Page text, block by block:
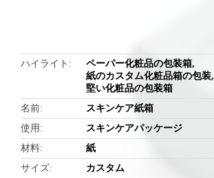
ハイライト ペーパー化粧品の包装箱,
紙のカスタム化粧品箱の包装,
堅い化粧品の包装箱
名前
スキンケア紙箱
使用
スキンケアパッケージ
材料
紙
サイズ
カスタム